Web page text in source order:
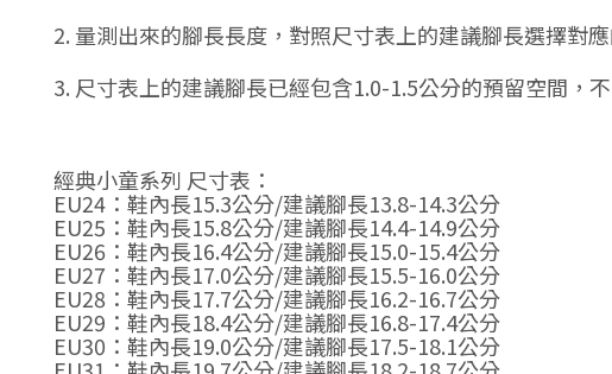
2. 量測出來的腳長長度，對照尺寸表上的建議腳長選擇對
3. 尺寸表上的建議腳長已經包含1.0-1.5公分的預留空間，
經典小童系列 尺寸表：
EU24：鞋內長15.3公分/建議腳長13.8-14.3公分
EU25 ：鞋內長15.8公分/建議腳長14.4-14.9公分
EU26 ：鞋內長16.4公分/建議腳長15.0-15.4公分
EU27 ：鞋內長17.0公分/建議腳長15.5-16.0公分
EU28 ：鞋內長17.7公分/建議腳長16.2-16.7公分
EU29 ：鞋內長18.4公分/建議腳長16.8-17.4公分
EU30 ：鞋內長19.0公分/建議腳長17.5-18.1公分